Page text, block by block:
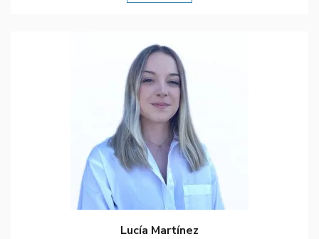
Lucía Martínez